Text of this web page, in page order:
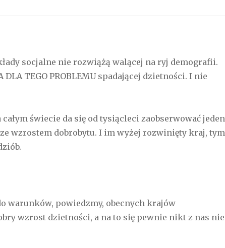
socjalne nie rozwiążą walącej na ryj demografii.
DLA TEGO PROBLEMU spadającej dzietności. I nie
całym świecie da się od tysiącleci zaobserwować jeden
wzrostem dobrobytu. I im wyżej rozwinięty kraj, tym
warunków, powiedzmy, obecnych krajów
wzrost dzietności, a na to się pewnie nikt z nas nie